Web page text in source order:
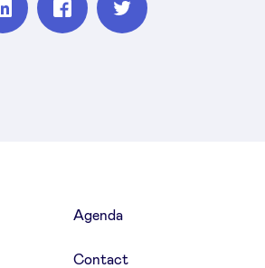
PartagerPartagerPartager
Agenda
Contact